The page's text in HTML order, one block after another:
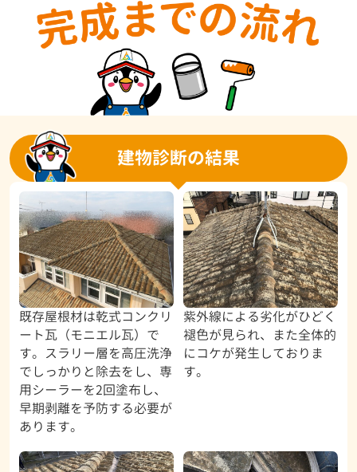
建物診断の結果
既存屋根材は乾式コンクリ
ート瓦（モニエル瓦）で
す。スラリー層を高圧洗浄
でしっかりと除去をし、専
用シーラーを2回塗布し、
早期剥離を予防する必要が
あります。
紫外線による劣化がひどく
褪色が見られ、また全体的
にコケが発生しておりま
す。